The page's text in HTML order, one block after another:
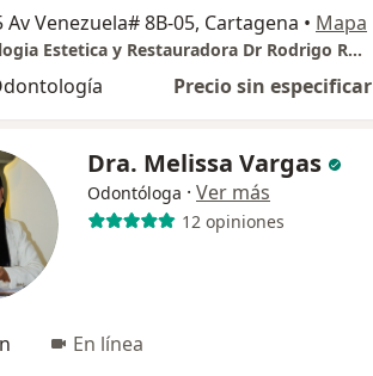
Av Venezuela# 8B-05, Cartagena • Mapa
Odontologia Estetica y Restauradora Dr Rodrigo Rodelo
Precio sin especificar
Dra. Melissa Vargas
Odontóloga · Ver más
12 opiniones
En línea